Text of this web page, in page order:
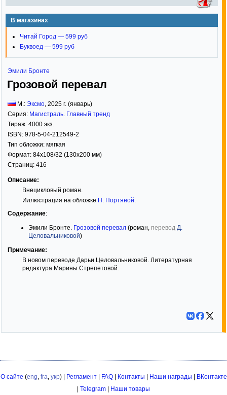
В магазинах
Читай Город — 599 руб
Буквоед — 599 руб
Эмили Бронте
Грозовой перевал
М.: Эксмо, 2025 г. (январь)
Серия: Магистраль. Главный тренд
Тираж: 4000 экз.
ISBN: 978-5-04-212549-2
Тип обложки: мягкая
Формат: 84x108/32 (130x200 мм)
Страниц: 416
Описание:
Внецикловый роман.
Иллюстрация на обложке Н. Портяной.
Содержание:
Эмили Бронте. Грозовой перевал (роман, перевод Д.
Целовальниковой)
Примечание:
В новом переводе Дарьи Целовальниковой. Литературная
редактура Марины Стрепетовой.
О сайте (eng, fra, укр) | Регламент| FAQ| Контакты Наши награды
ВКонтакте
Telegram Наши товары